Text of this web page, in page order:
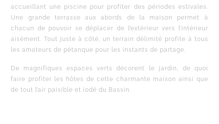
accueillant une piscine pour profiter des périodes estivales.
Une grande terrasse aux abords de la maison permet à
chacun de pouvoir se déplacer de l’extérieur vers l’intérieur
aisément. Tout juste à côté, un terrain délimité profite à tous
les amateurs de pétanque pour les instants de partage.
De magnifiques espaces verts décorent le jardin, de quoi
faire profiter les hôtes de cette charmante maison ainsi que
de tout l’air paisible et iodé du Bassin.